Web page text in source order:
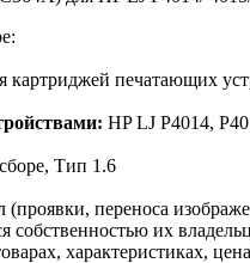
картриджей печатающих
HP LJ P4014,
Тип 1.6
переноса
их
характеристиках,